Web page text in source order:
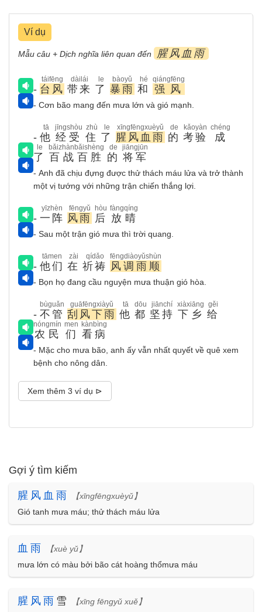
Ví dụ
Mẫu câu + Dịch nghĩa liên quan đến 腥风血雨
- 台风
táifēng
带来
dàilái
了
le
暴雨
bàoyǔ
和
hé
强风
qiángfēng
- Cơn bão mang đến mưa lớn và gió mạnh.
- 他
tā
经受
jīngshòu
住
zhù
了
le
腥风血雨
xīngfēngxuèyǔ
的
de
考验
kǎoyàn
成
chéng
了
le
百战百胜
bǎizhànbǎishèng
的
de
将军
jiāngjūn
- Anh đã chịu đựng được thử thách máu lửa và trở thành
một vị tướng với những trận chiến thắng lợi.
- 一阵
yīzhèn
风雨
fēngyǔ
后
hòu
放晴
fàngqíng
- Sau một trận gió mưa thì trời quang.
- 他们
tāmen
在
zài
祈祷
qídǎo
风调雨顺
fēngdiàoyǔshùn
- Bọn họ đang cầu nguyện mưa thuận gió hòa.
- 不管
bùguǎn
刮风下雨
guāfēngxiàyǔ
他
tā
都
dōu
坚持
jiānchí
下乡
xiàxiāng
给
gěi
农民
nóngmín
们
men
看病
kànbìng
- Mặc cho mưa bão, anh ấy vẫn nhất quyết về quê xem
bệnh cho nông dân.
Xem thêm 3 ví dụ ⊳
Gợi ý tìm kiếm
腥 风 血 雨
【xīngfēngxuèyǔ】
Gió tanh mưa máu; thử thách máu lửa
血 雨
【xuè yǔ】
mưa lớn có màu bởi bão cát hoàng thổmưa máu
腥 风 雨 雪
【xīng fēngyǔ xuě】